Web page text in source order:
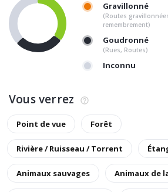
Gravillonné
(Routes
remembrement)
Goudronné
(Rues, Routes)
Inconnu
Vous verrez
Point de vue Forêt
Rivière / Ruisseau / Torrent
Animaux sauvages Animaux de